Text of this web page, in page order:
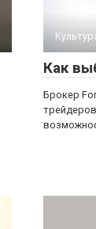
Как
Брокер